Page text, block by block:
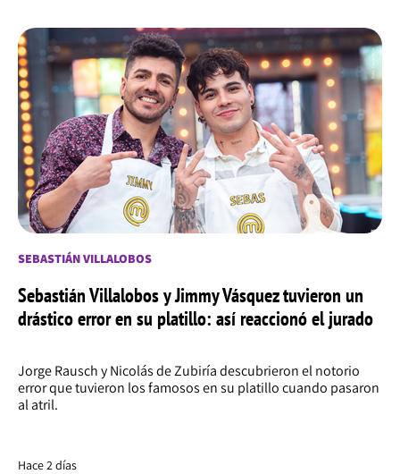
SEBASTIÁN VILLALOBOS
Sebastián Villalobos y Jimmy Vásquez tuvieron un
drástico error en su platillo: así reaccionó el jurado
Jorge Rausch y Nicolás de Zubiría descubrieron el notorio
error que tuvieron los famosos en su platillo cuando pasaron
al atril.
Hace 2 días